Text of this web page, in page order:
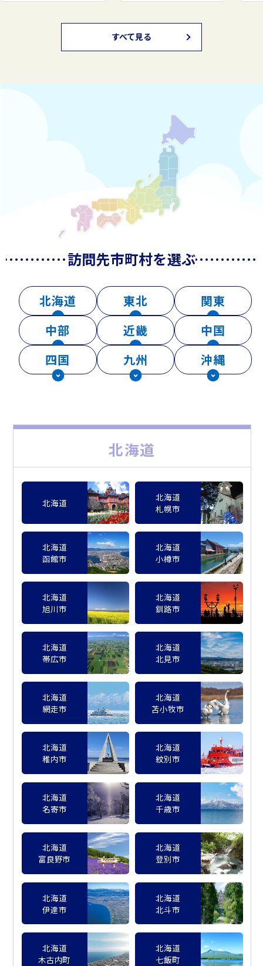
すべて見る
訪問先市町村を選ぶ
北海道 東北
関東
中部
近畿
中国
四国
九州 沖縄
北海道
北海道
北海道
札幌市
北海道
函館市
北海道
小樽市
北海道
旭川市
北海道
釧路市
北海道
帯広市
北海道
北見市
北海道
網走市
北海道
苫小牧市
北海道
稚内市
北海道
紋別市
北海道
名寄市
北海道
千歳市
北海道
富良野市
北海道
登別市
北海道
伊達市
北海道
北斗市
北海道
木古内町
北海道
七飯町